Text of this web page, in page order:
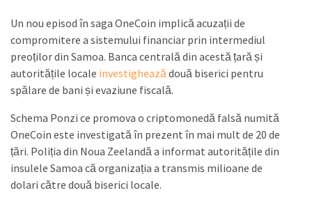
Un nou episod în saga OneCoin implică acuzații de
compromitere a sistemului financiar prin intermediul
preoților din Samoa. Banca centrală din acestă țară și
autoritățile locale investigheazădouă biserici pentru
spălare de bani și evaziune fiscală.
Schema Ponzi ce promova o criptomonedă falsă numită
OneCoin este investigată în prezent în mai mult de 20 de
țări. Poliția din Noua Zeelandă a informat autoritățile din
insulele Samoa că organizația a transmis milioane de
dolari către două biserici locale.